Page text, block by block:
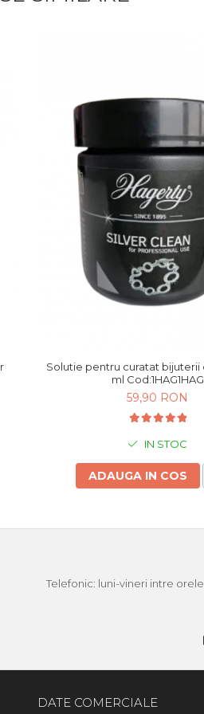
Solutie pentru curatat bijuterii
ml Cod:1HAG1HAG
59,90 RON
IN STOC
ADAUGA IN COS
Telefonic: luni-vineri intre
DATE COMERCIALE